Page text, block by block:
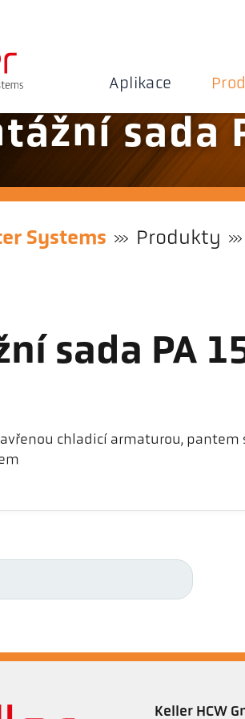
Aplikace
sada
Systems Produkty
sada PA
chladicí armaturou, pantem
Keller HCW